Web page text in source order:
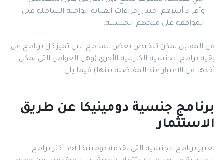
وأفراد أسرهم اجتياز إجراءات العناية الواجبة الشاملة قبل
الموافقة على منحهم الجنسية.
في المقابل يمكن تلخيص بعض الملامح التي تميز كل برنامج عن
بقية برامج الجنسية الكاريبية الأخرى (وهي العوامل التي يمكن
أخذها في الاعتبار عند المفاضلة بينها) فيما يلي:
برنامج جنسية دومينيكا عن طريق
الاستثمار
يعتبر برنامج الجنسية التي تقدمه دومينيكا أحد أكثر برامج